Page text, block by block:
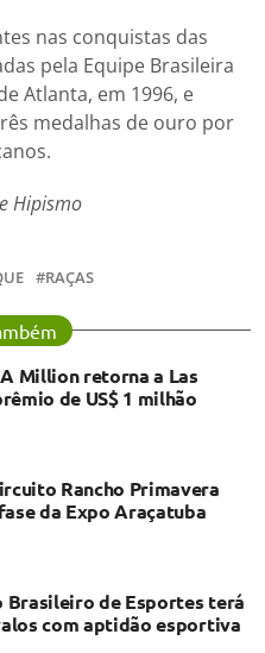
nas conquistas das
pela Equipe Brasileira
Atlanta, em 1996, e
medalhas de ouro por
Hipismo
RAÇAS
Million retorna a Las
de US$ 1 milhão
Rancho Primavera
da Expo Araçatuba
Brasileiro de Esportes terá
com aptidão esportiva